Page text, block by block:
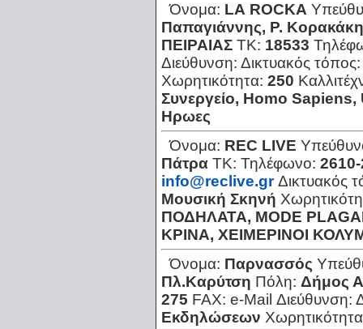
Όνομα: LΑ RΟCΚΑ
Παπαγιάννης, Ρ.
ΠΕΙΡΑΙΑΣ ΤΚ: 18533
Διεύθυνση: Δικτυακός
Χωρητικότητα: 250
Συνεργείο, Ηomo Sapiens,
Ηρωες
Όνομα: REC LIVE
Πάτρα ΤΚ: Τηλέφωνο:
info@reclive.gr Δικτυακός
Μουσική Σκηνή
ΠΟΔΗΛΑΤΑ, MODE
ΚΡΙΝΑ, ΧΕΙΜΕΡΙΝΟΙ
Όνομα: Παρνασσός
Πλ.Καρύτση Πόλη: Δήμος
275 FAX: e-Mail Διεύθυνση:
Εκδηλώσεων